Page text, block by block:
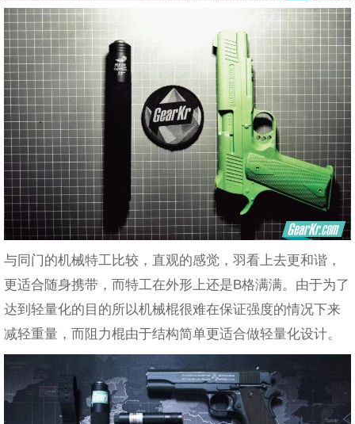
与同门的机械特工比较，直观的感觉，羽看上去更和谐，
更适合随身携带，而特工在外形上还是B格满满。由于为了
达到轻量化的目的所以机械棍很难在保证强度的情况下来
减轻重量，而阻力棍由于结构简单更适合做轻量化设计。